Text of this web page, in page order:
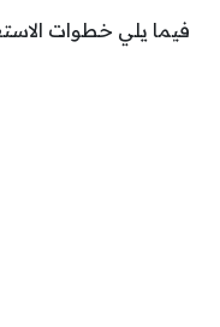
فيما يلي خطوات